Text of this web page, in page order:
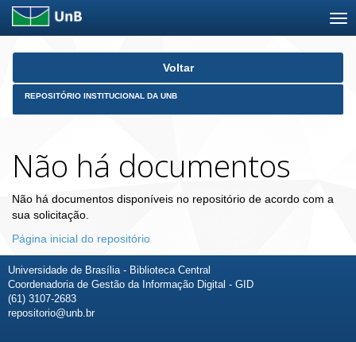
Skip
Voltar
REPOSITÓRIO INSTITUCIONAL DA UNB
Não há documentos
Não há documentos disponíveis no repositório de acordo com a
sua solicitação.
Página inicial do repositório
Universidade de Brasília - Biblioteca Central
Coordenadoria de Gestão da Informação Digital - GID
(61) 3107-2683
repositorio@unb.br